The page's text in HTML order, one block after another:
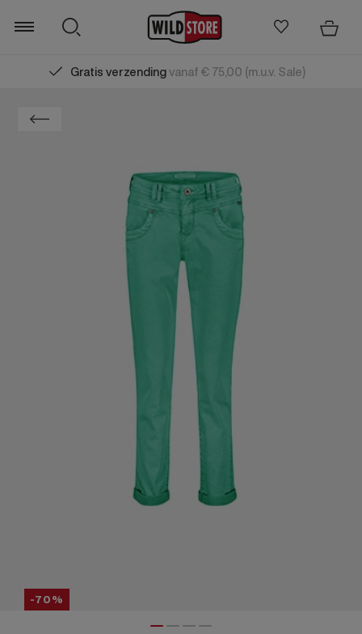
Gratis verzendingvanaf € 75,00 (m.u.v. Sale)
Zoeken
-70%